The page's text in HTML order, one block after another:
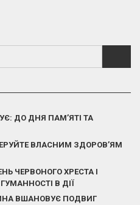
ДО ДНЯ ПАМ’ЯТІ ТА
ВЛАСНИМ ЗДОРОВ’ЯМ
ЧЕРВОНОГО ХРЕСТА І
В ДІЇ
ВШАНОВУЄ ПОДВИГ